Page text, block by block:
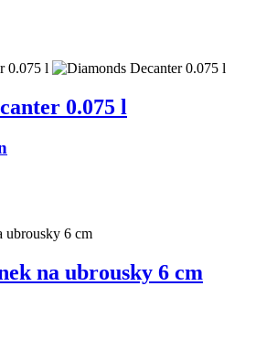
0.075 l
na ubrousky 6 cm